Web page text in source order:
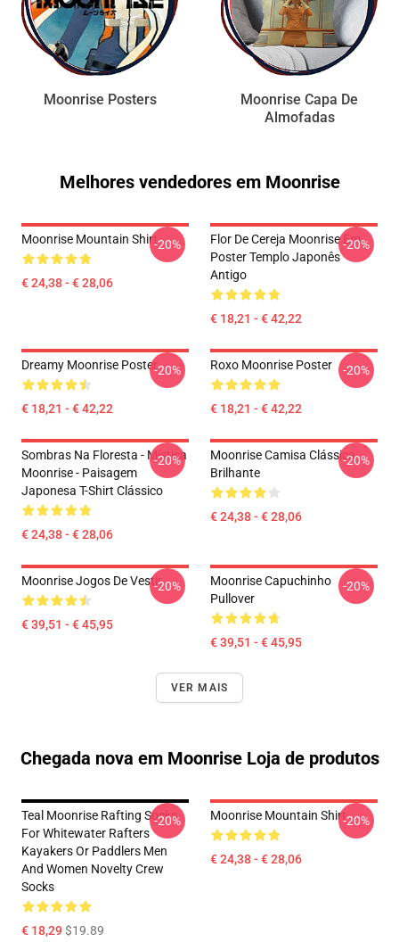
Moonrise Posters
Moonrise Capa De
Almofadas
Melhores vendedores em Moonrise
Moonrise Mountain Shirt
€ 24,38 - € 28,06
-20%
Flor De Cereja Moonrise Em
Poster Templo Japonês
Antigo
€ 18,21 - € 42,22
-20%
Dreamy Moonrise Poster
€ 18,21 - € 42,22
-20% Roxo Moonrise Poster
€ 18,21 - € 42,22
-20%
Sombras Na Floresta - Mística
Moonrise - Paisagem
Japonesa T-Shirt Clássico
€ 24,38 - € 28,06
-20%
Moonrise Camisa Clássica
Brilhante
€ 24,38 - € 28,06
-20%
Moonrise Jogos De Vestir
€ 39,51 - € 45,95
-20%
Moonrise Capuchinho
Pullover
€ 39,51 - € 45,95
-20%
VER MAIS
Chegada nova em Moonrise Loja de produtos
Teal Moonrise Rafting Socks
For Whitewater Rafters
Kayakers Or Paddlers Men
And Women Novelty Crew
Socks
€ 18,29$19.89
-20% Moonrise Mountain Shirt
€ 24,38 - € 28,06
-20%